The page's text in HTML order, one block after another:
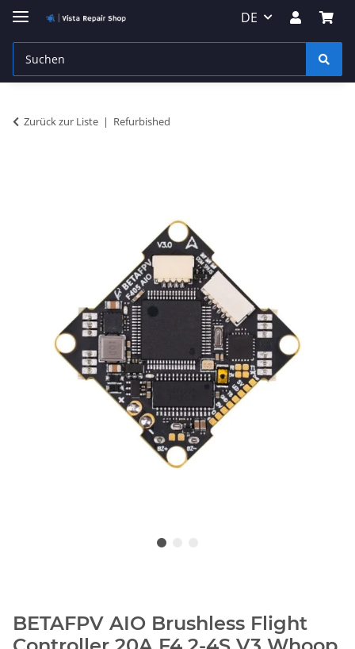
DE
Zurück zur Liste Refurbished
BETAFPV AIO Brushless Flight